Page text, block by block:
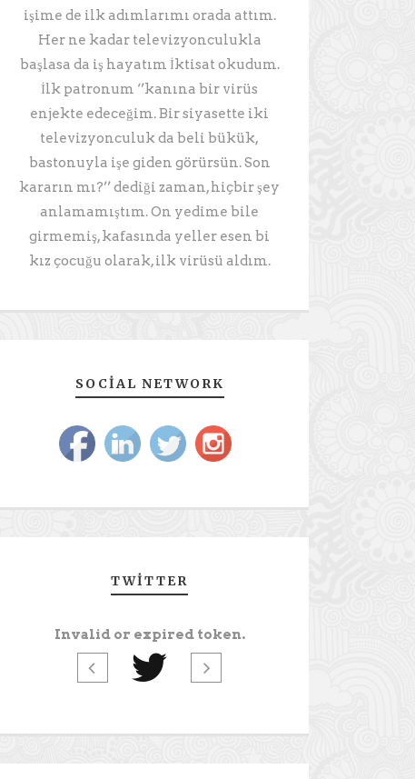
işime de ilk adımlarımı orada attım.
Her ne kadar televizyonculukla
başlasa da iş hayatım İktisat okudum.
İlk patronum ‘’kanına bir virüs
enjekte edeceğim. Bir siyasette iki
televizyonculuk da beli bükük,
bastonuyla işe giden görürsün. Son
kararın mı?’’ dediği zaman, hiçbir şey
anlamamıştım. On yedime bile
girmemiş, kafasında yeller esen bi
kız çocuğu olarak, ilk virüsü aldım.
SOCIAL NETWORK
TWITTER
Invalid or expired token.